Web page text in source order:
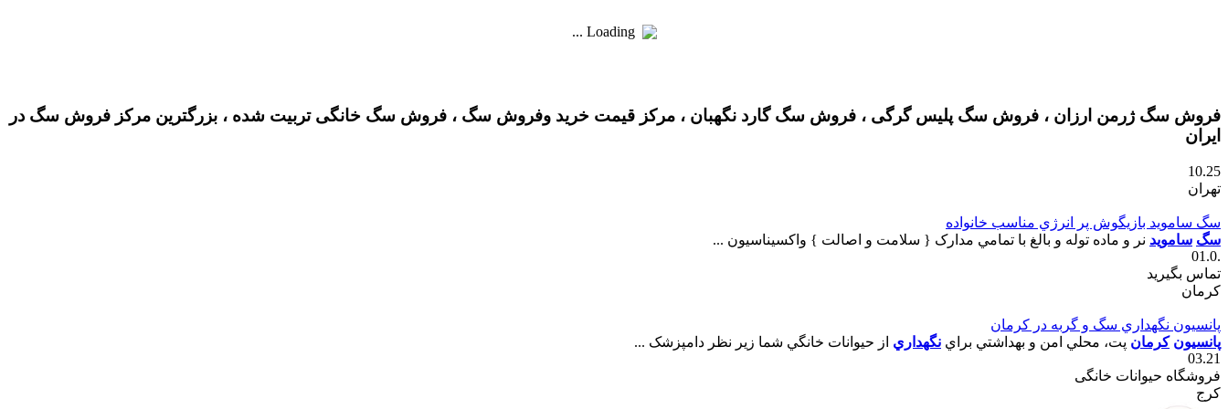
Loading ...
فروش سگ ژرمن ارزان ، فروش سگ پلیس گرگی ، فروش سگ گارد نگهبان ، مرکز قیمت خرید وفروش سگ ، فروش سگ خانگی تربیت شده ، بزرگترین مرکز فروش سگ در
ایران
10.25
تهران
سگ سامويد بازيگوش پر انرژي مناسب خانواده
سگ سامويد نر و ماده توله و بالغ با تمامي مدارک { سلامت و اصالت } واکسيناسيون ...
.01.0
تماس بگیرید
كرمان
پانسيون نگهداري سگ و گربه در کرمان
پانسيون کرمان پت، محلي امن و بهداشتي براي نگهداري از حيوانات خانگي شما زير نظر دامپزشک ...
03.21
فروشگاه حیوانات خانگی
کرج